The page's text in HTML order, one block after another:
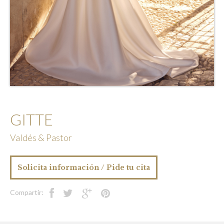
GITTE
Valdés & Pastor
Solicita información / Pide tu cita